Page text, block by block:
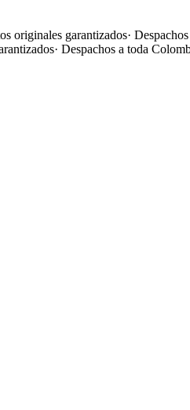
originales garantizados·
· Despachos a toda